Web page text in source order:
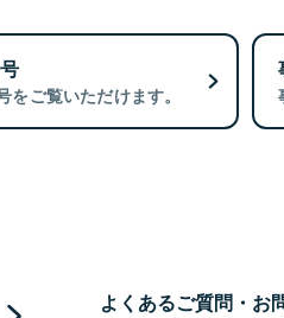
ご覧いただけます。
よくあるご質問・お